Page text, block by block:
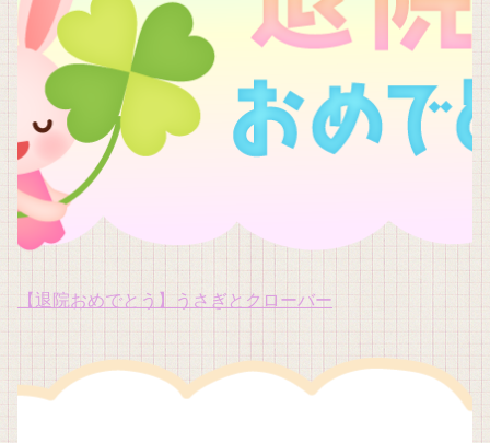
【退院おめでとう】うさぎとクローバー